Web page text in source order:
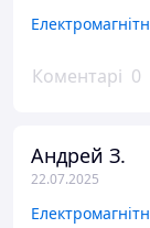
Коментарі 0
Андрей З.
22.07.2025